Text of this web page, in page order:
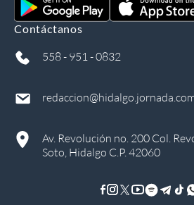
Contáctanos
558 - 951 - 0832
Av. Revolución no. 200 Col.
Soto, Hidalgo C.P. 42060